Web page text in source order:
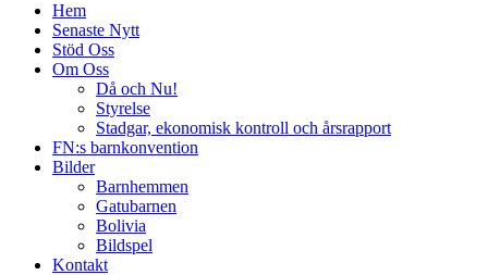
Hem
Senaste Nytt
Stöd Oss
Om Oss
Då och Nu!
Styrelse
Stadgar, ekonomisk kontroll och årsrapport
FN:s barnkonvention
Bilder
Barnhemmen
Gatubarnen
Bolivia
Bildspel
Kontakt